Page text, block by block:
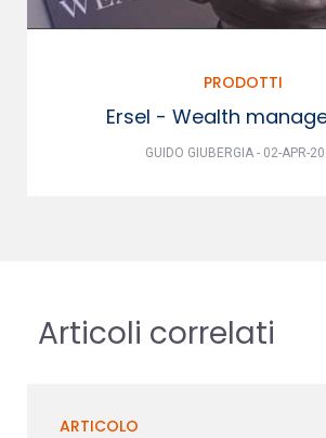
PRODOTTI
Ersel - Wealth
GUIDO GIUBERGIA - 02-APR-
Articoli correlati
ARTICOLO